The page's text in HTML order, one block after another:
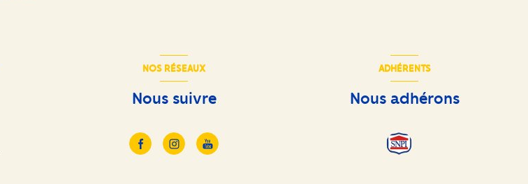
NOS RÉSEAUX
Nous suivre
ADHÉRENTS
Nous adhérons